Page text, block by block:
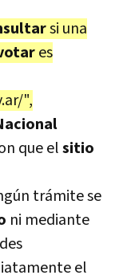
si una
es
",
que elsitio
trámite se
ni mediante
el